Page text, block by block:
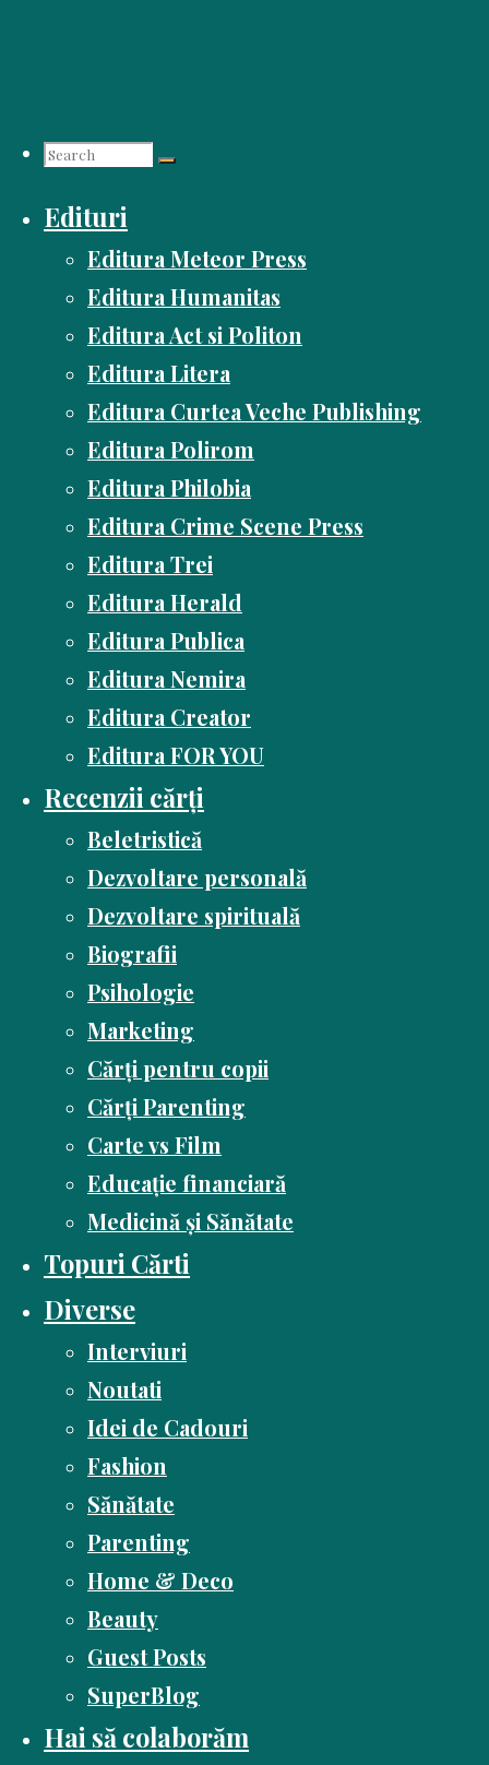
Search
for:
Edituri
Editura Meteor Press
Editura Humanitas
Editura Act si Politon
Editura Litera
Editura Curtea Veche Publishing
Editura Polirom
Editura Philobia
Editura Crime Scene Press
Editura Trei
Editura Herald
Editura Publica
Editura Nemira
Editura Creator
Editura FOR YOU
Recenzii cărți
Beletristică
Dezvoltare personală
Dezvoltare spirituală
Biografii
Psihologie
Marketing
Cărți pentru copii
Cărți Parenting
Carte vs Film
Educație financiară
Medicină și Sănătate
Topuri Cărti
Diverse
Interviuri
Noutati
Idei de Cadouri
Fashion
Sănătate
Parenting
Home & Deco
Beauty
Guest Posts
SuperBlog
Hai să colaborăm